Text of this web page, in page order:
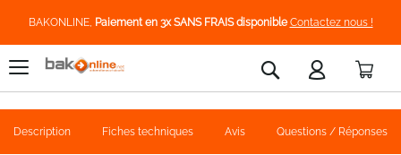
BAKONLINE, Paiement en 3x SANS FRAIS disponible Contactez nous !
Rechercher
Description Fiches techniques Avis Questions / Réponses